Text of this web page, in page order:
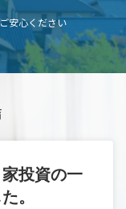
安心ください
投資の一
。